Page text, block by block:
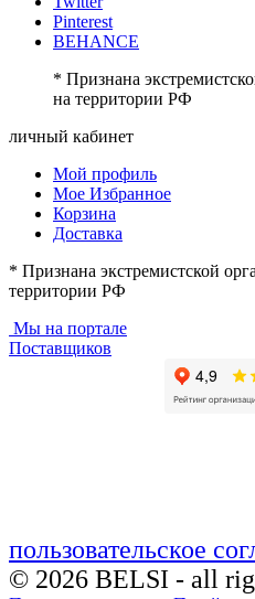
Pinterest
BEHANCE
* Признана
на территории РФ
личный кабинет
Мой профиль
Мое Избранное
Корзина
Доставка
* Признана экстремистской
территории РФ
Мы на портале
Поставщиков
пользовательское
© 2026 BELSI - all